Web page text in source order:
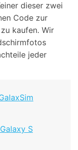
dieser zwei
Code zur
kaufen. Wir
jeder
S